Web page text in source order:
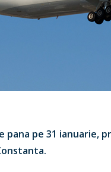
pe 31 ianuarie,